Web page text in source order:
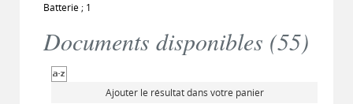
Batterie ; 1
Documents disponibles (55)
Ajouter le résultat dans votre panier